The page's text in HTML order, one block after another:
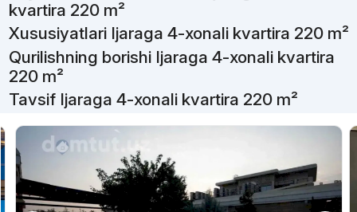
kvartira 220 m²
Xususiyatlari Ijaraga 4-xonali kvartira 220 m²
Qurilishning borishi Ijaraga 4-xonali kvartira
220 m²
Tavsif Ijaraga 4-xonali kvartira 220 m²